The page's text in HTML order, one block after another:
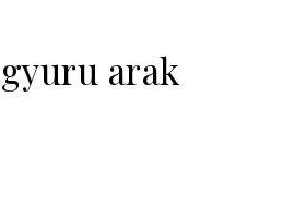
arak